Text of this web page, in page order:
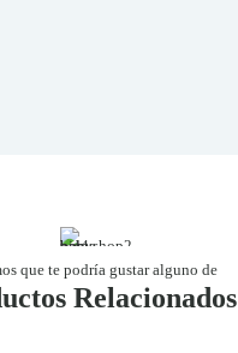
Relacionados
que te podría gustar alguno de